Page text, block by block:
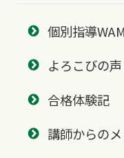
個別指導
よろこびの声
合格体験記
講師からの